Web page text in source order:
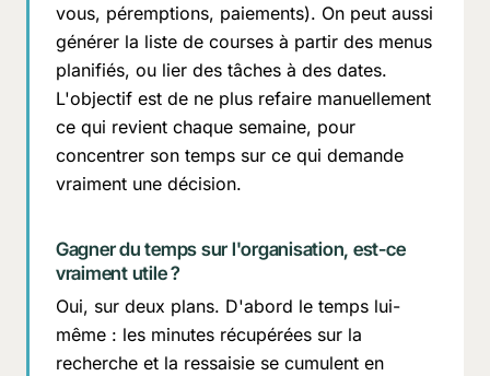
vous, péremptions, paiements). On peut aussi
générer la liste de courses à partir des menus
planifiés, ou lier des tâches à des dates.
L'objectif est de ne plus refaire manuellement
ce qui revient chaque semaine, pour
concentrer son temps sur ce qui demande
vraiment une décision.
Gagner du temps sur l'organisation, est-ce
vraiment utile ?
Oui, sur deux plans. D'abord le temps lui-
même : les minutes récupérées sur la
recherche et la ressaisie se cumulent en